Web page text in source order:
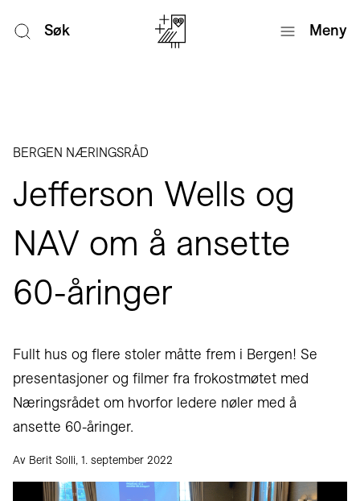
Søk Meny
BERGEN NÆRINGSRÅD
Jefferson Wells og
NAV om å ansette
60-åringer
Fullt hus og flere stoler måtte frem i Bergen! Se
presentasjoner og filmer fra frokostmøtet med
Næringsrådet om hvorfor ledere nøler med å
ansette 60-åringer.
Av Berit Solli, 1. september 2022